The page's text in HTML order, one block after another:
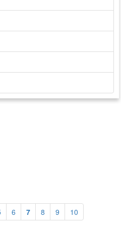
6 7 8 9 10